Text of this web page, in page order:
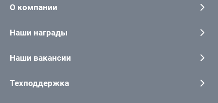
О компании
Наши награды
Наши вакансии
Техподдержка